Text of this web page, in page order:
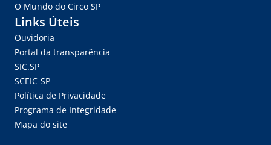
O Mundo do Circo SP
Links Úteis
Ouvidoria
Portal da transparência
SIC.SP
SCEIC-SP
Política de Privacidade
Programa de Integridade
Mapa do site